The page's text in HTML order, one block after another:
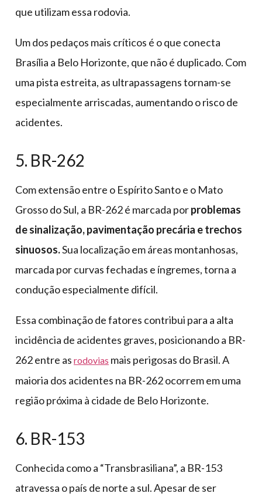
que utilizam essa rodovia.
Um dos pedaços mais críticos é o que conecta
Brasília a Belo Horizonte, que não é duplicado. Com
uma pista estreita, as ultrapassagens tornam-se
especialmente arriscadas, aumentando o risco de
acidentes.
5. BR-262
Com extensão entre o Espírito Santo e o Mato
Grosso do Sul, a BR-262 é marcada porproblemas
de sinalização, pavimentação precária e trechos
sinuosos.Sua localização em áreas montanhosas,
marcada por curvas fechadas e íngremes, torna a
condução especialmente difícil.
Essa combinação de fatores contribui para a alta
incidência de acidentes graves, posicionando a BR-
262 entre as rodovias mais perigosas do Brasil. A
maioria dos acidentes na BR-262 ocorrem em uma
região próxima à cidade de Belo Horizonte.
6. BR-153
Conhecida como a “Transbrasiliana”, a BR-153
atravessa o país de norte a sul. Apesar de ser